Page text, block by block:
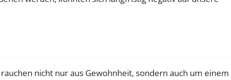
nicht nur aus Gewohnheit, sondern auch um einem